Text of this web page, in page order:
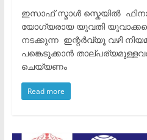
ഇസാഫ് സ്മാൾ സ്കെയിൽ
യോഗ്യരായ യുവതി യുവാക്കളെ
നടക്കുന്ന ഇന്റർവ്യൂ വഴി
പങ്കെടുക്കാൻ
ചെയ്യണം
Read more